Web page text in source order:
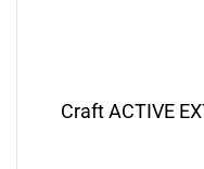
Craft ACTIVE